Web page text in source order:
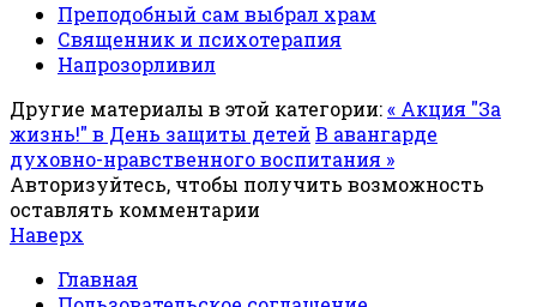
Преподобный сам выбрал храм
Священник и психотерапия
Напрозорливил
Другие материалы в этой категории:« Акция "За
жизнь!" в День защиты детей В авангарде
духовно-нравственного воспитания »
Авторизуйтесь, чтобы получить возможность
оставлять комментарии
Наверх
Главная